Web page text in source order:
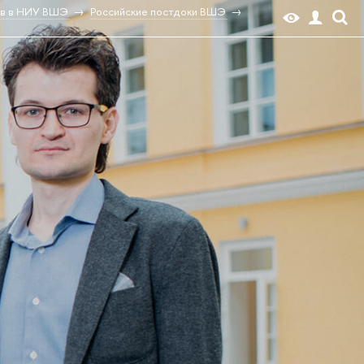
в НИУ ВШЭ Российские постдоки ВШЭ